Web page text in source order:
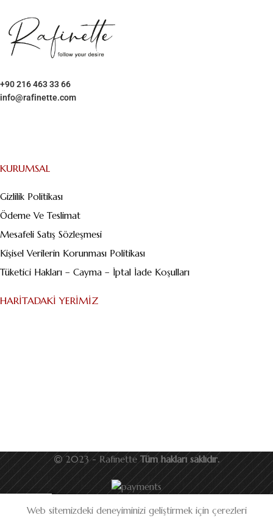
+90 216 463 33 66
info@rafinette.com
KURUMSAL
Gizlilik Politikası
Ödeme Ve Teslimat
Mesafeli Satış Sözleşmesi
Kişisel Verilerin Korunması Politikası
Tüketici Hakları – Cayma – İptal İade Koşulları
HARITADAKI YERIMIZ
2023 - Rafinette Tüm hakları saklıdır.
Web sitemizdeki deneyiminizi geliştirmek için çerezleri